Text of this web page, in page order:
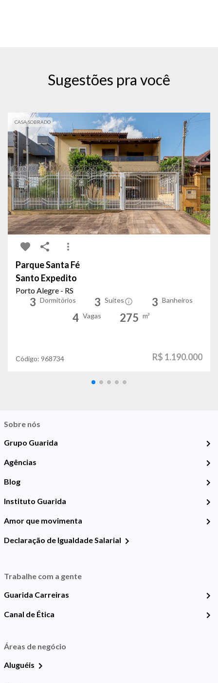
Sugestões pra você
CASA SOBRADO
Parque Santa Fé
Santo Expedito
Porto Alegre - RS
3 Dormitórios 3 Suítes 3 Banheiros
4 Vagas 275 m²
Código: 968734 R$ 1.190.000
Sobre nós
Grupo Guarida
Agências
Blog
Instituto Guarida
Amor que movimenta
Declaração de Igualdade Salarial
Trabalhe com a gente
Guarida Carreiras
Canal de Ética
Áreas de negócio
Aluguéis